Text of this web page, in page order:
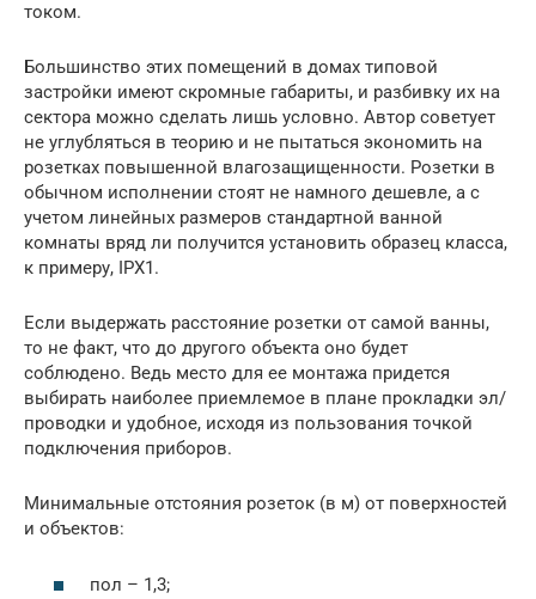
током.
Большинство этих помещений в домах типовой
застройки имеют скромные габариты, и разбивку их на
сектора можно сделать лишь условно. Автор советует
не углубляться в теорию и не пытаться экономить на
розетках повышенной влагозащищенности. Розетки в
обычном исполнении стоят не намного дешевле, а с
учетом линейных размеров стандартной ванной
комнаты вряд ли получится установить образец класса,
к примеру, IPX1.
Если выдержать расстояние розетки от самой ванны,
то не факт, что до другого объекта оно будет
соблюдено. Ведь место для ее монтажа придется
выбирать наиболее приемлемое в плане прокладки эл/
проводки и удобное, исходя из пользования точкой
подключения приборов.
Минимальные отстояния розеток (в м) от поверхностей
и объектов:
пол – 1,3;